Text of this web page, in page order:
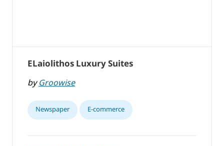
ELaiolithos Luxury Suites
byGroowise
Newspaper E-commerce